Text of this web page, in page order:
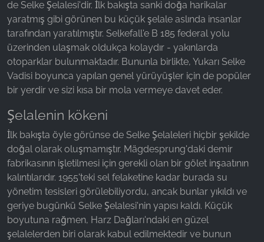
de Selke Şelalesi'dir. İlk bakışta sanki doğa harikalar
yaratmış gibi görünen bu küçük şelale aslında insanlar
tarafından yaratılmıştır. Selkefall'e B 185 federal yolu
üzerinden ulaşmak oldukça kolaydır - yakınlarda
otoparklar bulunmaktadır. Bununla birlikte, Yukarı Selke
Vadisi boyunca yapılan genel yürüyüşler için de popüler
bir yerdir ve sizi kısa bir mola vermeye davet eder.
Şelalenin kökeni
İlk bakışta öyle görünse de Selke Şelaleleri hiçbir şekilde
doğal olarak oluşmamıştır. Mägdesprung'daki demir
fabrikasının işletilmesi için gerekli olan bir gölet inşaatının
kalıntılarıdır. 1955'teki sel felaketine kadar burada su
yönetim tesisleri görülebiliyordu, ancak bunlar yıkıldı ve
geriye bugünkü Selke Şelalesi'nin yapısı kaldı. Küçük
boyutuna rağmen, Harz Dağları'ndaki en güzel
şelalelerden biri olarak kabul edilmektedir ve bunun
Name:
_fbp, fr, _fbq, fbq
Provider:
Facebook Ireland Ltd.
Purpose:
3 ay - 1 yıl
İSTATISTIKLER
İstatistik Çerezleri anonim olarak bilgi toplar. Bu
bilgiler, ziyaretçilerimizin web sitemizi nasıl
kullandığını anlamamıza yardımcı olur.